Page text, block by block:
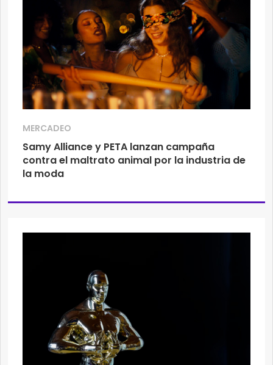
MERCADEO
Samy Alliance y PETA lanzan campaña
contra el maltrato animal por la industria de
la moda